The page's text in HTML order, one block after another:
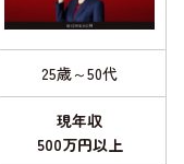
25歳～50代
現年収
500万円以上